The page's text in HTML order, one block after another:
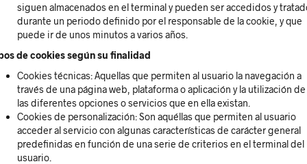
siguen almacenados en el terminal y pueden ser accedidos y
durante un periodo definido por el responsable de la cookie, y que
puede ir de unos minutos a varios años.
de cookies según su finalidad
Cookies técnicas: Aquellas que permiten al usuario la navegación a
través de una página web, plataforma o aplicación y la utilización de
las diferentes opciones o servicios que en ella existan.
Cookies de personalización: Son aquéllas que permiten al usuario
acceder al servicio con algunas características de carácter general
predefinidas en función de una serie de criterios en el terminal del
usuario.